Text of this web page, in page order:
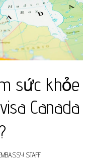
sức khỏe
Canada
STAFF